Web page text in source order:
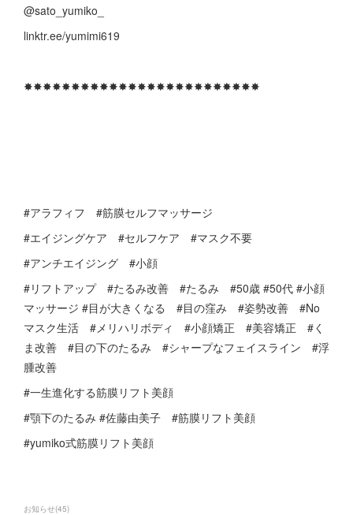
@sato_yumiko_
linktr.ee/yumimi619
✸✸✸✸✸✸✸✸✸✸✸✸✸✸✸✸✸✸✸✸✸✸✸✸✸
#アラフィフ #筋膜セルフマッサージ
#エイジングケア #セルフケア #マスク不要
#アンチエイジング #小顔
#リフトアップ #たるみ改善 #たるみ #50歳 #50代 #小顔
マッサージ #目が大きくなる #目の窪み #姿勢改善 #No
マスク生活 #メリハリボディ #小顔矯正 #美容矯正 #く
ま改善 #目の下のたるみ #シャープなフェイスライン #浮
腫改善
#一生進化する筋膜リフト美顔
#顎下のたるみ #佐藤由美子 #筋膜リフト美顔
#yumiko式筋膜リフト美顔
お知らせ(45)